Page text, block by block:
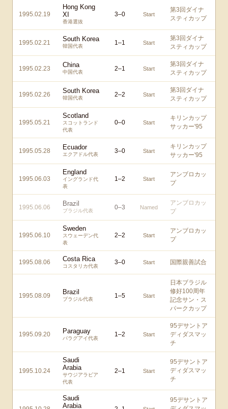
1995.02.19
Hong Kong
XI
香港選抜
3–0 Start
第3回ダイナ
スティカップ
1995.02.21 South Korea
韓国代表 1–1 Start
第3回ダイナ
スティカップ
1995.02.23 China
中国代表 2–1 Start
第3回ダイナ
スティカップ
1995.02.26 South Korea
韓国代表 2–2 Start
第3回ダイナ
スティカップ
1995.05.21
Scotland
スコットランド
代表
0–0 Start
キリンカップ
サッカー'95
1995.05.28 Ecuador
エクアドル代表 3–0 Start
キリンカップ
サッカー'95
1995.06.03
England
イングランド代
表
1–2 Start
アンブロカッ
プ
1995.06.06 Brazil
ブラジル代表 0–3 Named
アンブロカッ
プ
1995.06.10
Sweden
スウェーデン代
表
2–2 Start
アンブロカッ
プ
1995.08.06 Costa Rica
コスタリカ代表
3–0 Start 国際親善試合
1995.08.09 Brazil
ブラジル代表 1–5 Start
日本ブラジル
修好100周年
記念サン・ス
パークカップ
1995.09.20 Paraguay
パラグアイ代表
1–2 Start
95デサントア
ディダスマッ
チ
1995.10.24
Saudi
Arabia
サウジアラビア
代表
2–1 Start
95デサントア
ディダスマッ
チ
Saudi
Arabia
95デサントア